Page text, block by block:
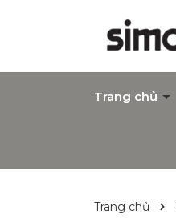
Trang chủ
Trang chủ